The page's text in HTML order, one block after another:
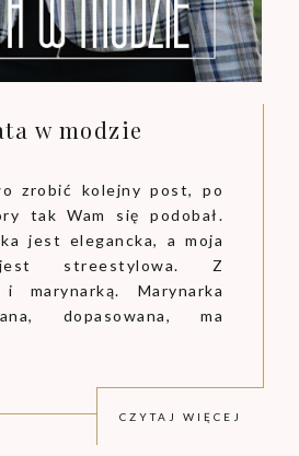
w modzie
zrobić kolejny post, po
tak Wam się podobał.
jest elegancka, a moja
streestylowa. Z
i marynarką. Marynarka
dopasowana, ma
CZYTAJ WIĘCEJ